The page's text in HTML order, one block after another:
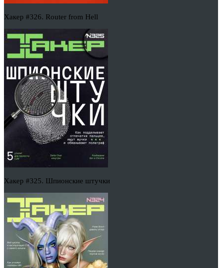
Хакер #326. Router from Hell
Хакер #325. Шпионские штучки